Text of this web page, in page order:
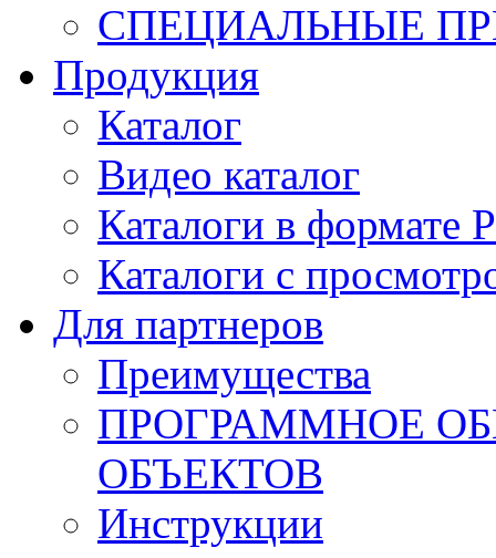
СПЕЦИАЛЬНЫЕ
Продукция
Каталог
Видео каталог
Каталоги в формате
Каталоги с
Для партнеров
Преимущества
ПРОГРАММНОЕ
ОБЪЕКТОВ
Инструкции